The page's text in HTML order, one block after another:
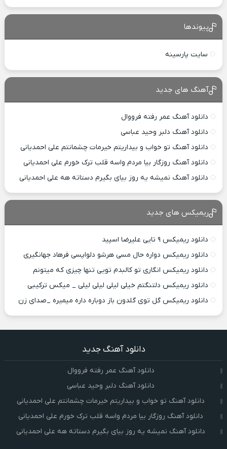
پیوندها
سایت پارسینه
آهنگ های جدید
دانلود آهنگ عمر رفته فرووال
دانلود آهنگ دلبر وحید عباسی
دانلود آهنگ تو خواب و بیداریتم خیرمات چشمانتم علی احمدیانی
دانلود آهنگ روزگار بیا مردم واسه قلب ترک خورم علی احمدیانی
دانلود آهنگ نمیشه یه روز بیای بگیرم دستاته هه علی احمدیانی
ریمیکس های جدید
دانلود ریمیکس ۹ تایی علیرضا اسپید
دانلود ریمیکس دواره حال مسی هرشو دلواپسی فرهاد جهانگیری
دانلود ریمیکس انگاری تو کالبدم تویی تنها چیزی که میتونم
دانلود ریمیکس دلتنگتم خیلی لیلی لیلی لیلی _ میکس ترکیبی
دانلود ریمیکس گل توی گلدون باز دوباره داره میمیره _صدای زن
دانلود آهنگ جدید
دانلود آهنگ عمر رفته فرووال
دانلود آهنگ دلبر وحید عباسی
دانلود آهنگ تو خواب و بیداریتم خیرمات چشمانتم علی احمدیانی
دانلود آهنگ روزگار بیا مردم واسه قلب ترک خورم علی احمدیانی
دانلود آهنگ نمیشه یه روز بیای بگیرم دستاته هه علی احمدیانی